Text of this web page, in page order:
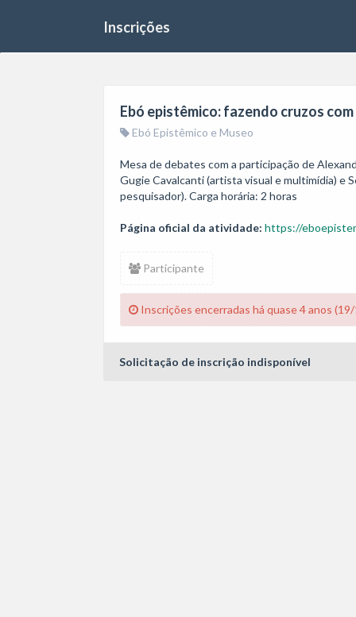
Inscrições
Ebó epistêmico: fazendo cruzos
Ebó Epistêmico e Museo
Mesa de debates com a participação de
Gugie Cavalcanti (artista visual e multimídia) e
pesquisador). Carga horária: 2 horas
Página oficial da atividade: https://
Participante
Inscrições encerradas há quase 4 anos
Solicitação de inscrição indisponível